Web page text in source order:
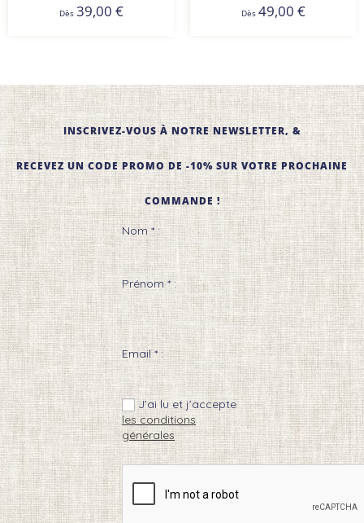
Dès 39,00 € Dès 49,00 €
INSCRIVEZ-VOUS À NOTRE NEWSLETTER, &
RECEVEZ UN CODE PROMO DE -10% SUR VOTRE PROCHAINE
COMMANDE !
Nom * :
Prénom * :
Email * :
J’ai lu et j’accepte
les conditions
générales